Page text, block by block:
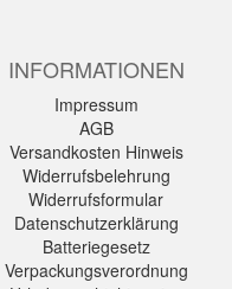
INFORMATIONEN
Impressum
AGB
Versandkosten Hinweis
Widerrufsbelehrung
Widerrufsformular
Datenschutzerklärung
Batteriegesetz
Verpackungsverordnung